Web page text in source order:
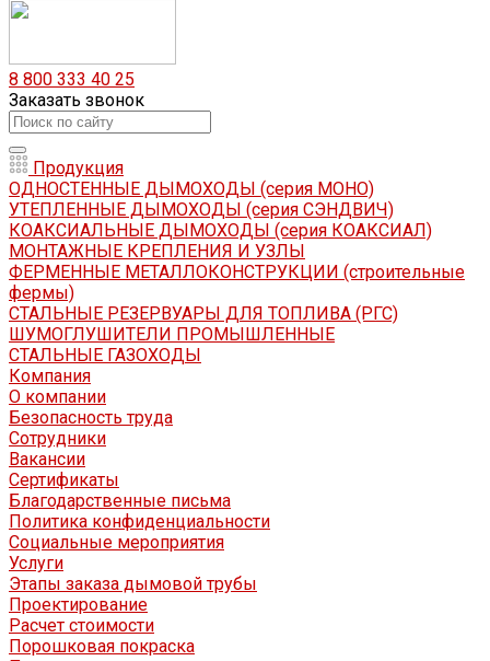
8 800 333 40 25
Заказать звонок
Продукция
ОДНОСТЕННЫЕ ДЫМОХОДЫ (серия МОНО)
УТЕПЛЕННЫЕ ДЫМОХОДЫ (серия СЭНДВИЧ)
КОАКСИАЛЬНЫЕ ДЫМОХОДЫ (серия КОАКСИАЛ)
МОНТАЖНЫЕ КРЕПЛЕНИЯ И УЗЛЫ
ФЕРМЕННЫЕ МЕТАЛЛОКОНСТРУКЦИИ (строительные
фермы)
СТАЛЬНЫЕ РЕЗЕРВУАРЫ ДЛЯ ТОПЛИВА (РГС)
ШУМОГЛУШИТЕЛИ ПРОМЫШЛЕННЫЕ
СТАЛЬНЫЕ ГАЗОХОДЫ
Компания
О компании
Безопасность труда
Сотрудники
Вакансии
Сертификаты
Благодарственные письма
Политика конфиденциальности
Социальные мероприятия
Услуги
Этапы заказа дымовой трубы
Проектирование
Расчет стоимости
Порошковая покраска